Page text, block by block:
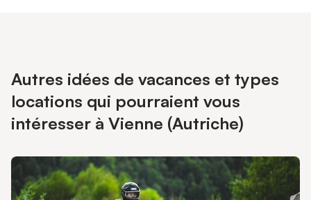
Autres idées de vacances et types
locations qui pourraient vous
intéresser à Vienne (Autriche)